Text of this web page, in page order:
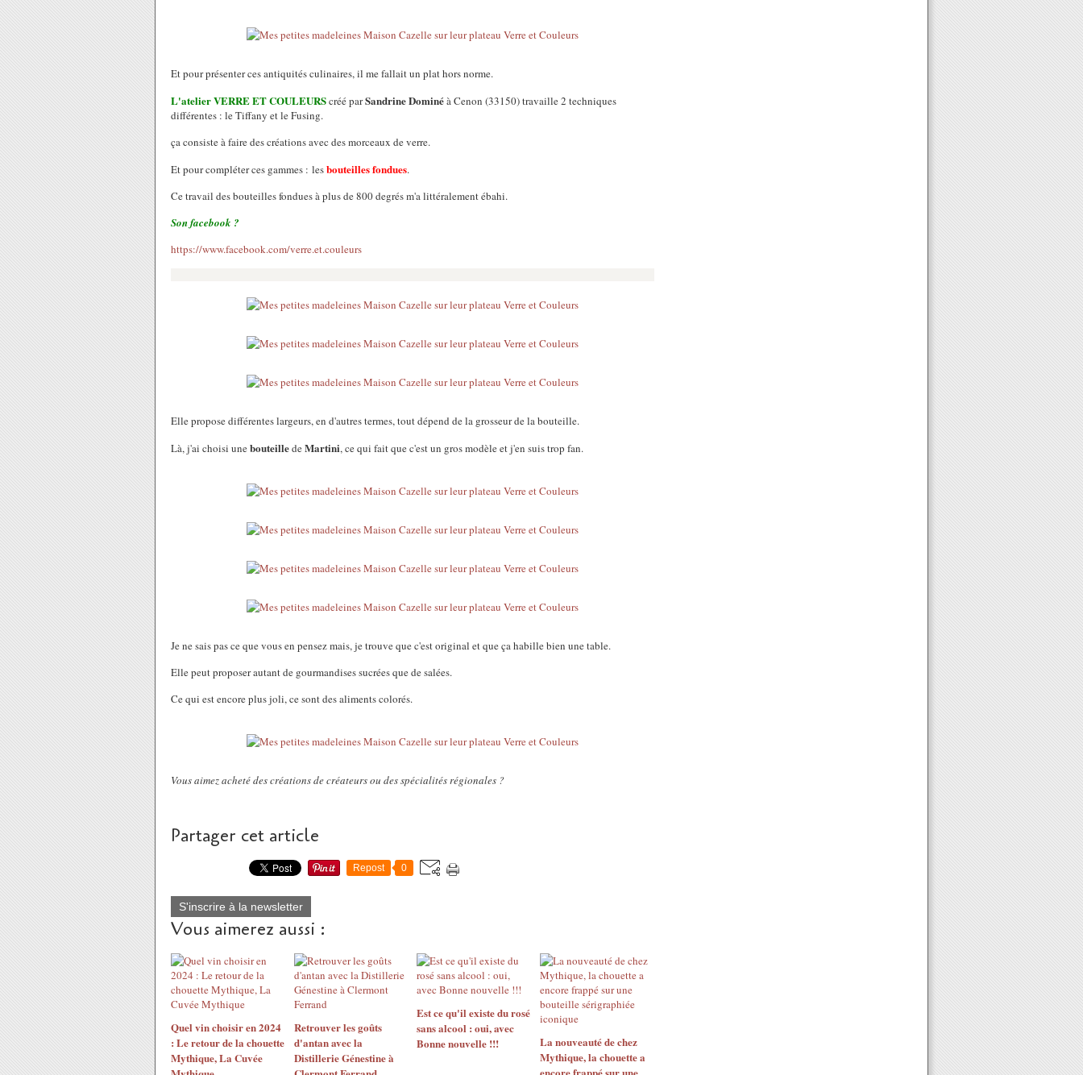
Et pour présenter ces antiquités culinaires, il me fallait un plat hors norme.
L'atelier VERRE ET COULEURScréé parSandrine Dominéà Cenon (33150) travaille 2 techniques
différentes : le Tiffany et le Fusing.
ça consiste à faire des créations avec des morceaux de verre.
Et pour compléter ces gammes : lesbouteilles fondues.
Ce travail des bouteilles fondues à plus de 800 degrés m'a littéralement ébahi.
Son facebook ?
https://www.facebook.com/verre.et.couleurs
Elle propose différentes largeurs, en d'autres termes, tout dépend de la grosseur de la bouteille.
Là, j'ai choisi unebouteilledeMartini, ce qui fait que c'est un gros modèle et j'en suis trop fan.
Je ne sais pas ce que vous en pensez mais, je trouve que c'est original et que ça habille bien une table.
Elle peut proposer autant de gourmandises sucrées que de salées.
Ce qui est encore plus joli, ce sont des aliments colorés.
Vous aimez acheté des créations de créateurs ou des spécialités régionales ?
Partager cet article
Repost 0
S'inscrire à la newsletter
Vous aimerez aussi :
Quel vin choisir en 2024
: Le retour de la chouette
Mythique, La Cuvée
Retrouver les goûts
d'antan avec la
Distillerie Génestine à
Est ce qu'il existe du rosé
sans alcool : oui, avec
Bonne nouvelle !!!
La nouveauté de chez
Mythique, la chouette a